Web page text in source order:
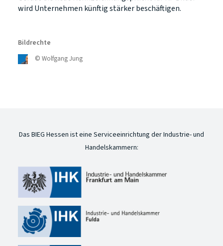
wird Unternehmen künftig stärker beschäftigen.
Bildrechte
© Wolfgang Jung
Das BIEG Hessen ist eine Serviceeinrichtung der Industrie- und
Handelskammern: